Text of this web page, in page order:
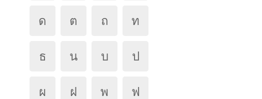
ด ต ถ ท
ธ น บ ป
ผ ฝ พ ฟ